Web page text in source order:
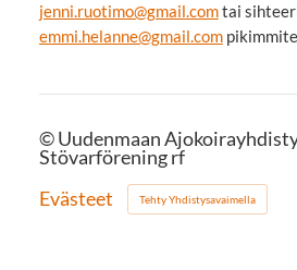
jenni.ruotimo@gmail.comtai
emmi.helanne@gmail.com
©Uudenmaan
Stövarförening rf
Evästeet
Tehty Yhdistysavaimella